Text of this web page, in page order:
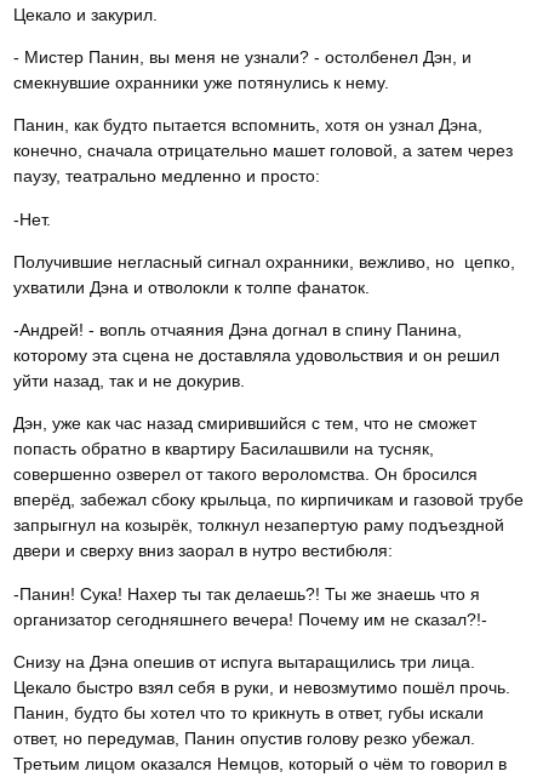
Цекало и закурил.
- Мистер Панин, вы меня не узнали? - остолбенел Дэн, и
смекнувшие охранники уже потянулись к нему.
Панин, как будто пытается вспомнить, хотя он узнал Дэна,
конечно, сначала отрицательно машет головой, а затем через
паузу, театрально медленно и просто:
-Нет.
Получившие негласный сигнал охранники, вежливо, но цепко,
ухватили Дэна и отволокли к толпе фанаток.
-Андрей! - вопль отчаяния Дэна догнал в спину Панина,
которому эта сцена не доставляла удовольствия и он решил
уйти назад, так и не докурив.
Дэн, уже как час назад смирившийся с тем, что не сможет
попасть обратно в квартиру Басилашвили на тусняк,
совершенно озверел от такого вероломства. Он бросился
вперёд, забежал сбоку крыльца, по кирпичикам и газовой трубе
запрыгнул на козырёк, толкнул незапертую раму подъездной
двери и сверху вниз заорал в нутро вестибюля:
-Панин! Сука! Нахер ты так делаешь?! Ты же знаешь что я
организатор сегодняшнего вечера! Почему им не сказал?!-
Снизу на Дэна опешив от испуга вытаращились три лица.
Цекало быстро взял себя в руки, и невозмутимо пошёл прочь.
Панин, будто бы хотел что то крикнуть в ответ, губы искали
ответ, но передумав, Панин опустив голову резко убежал.
Третьим лицом оказался Немцов, который о чём то говорил в